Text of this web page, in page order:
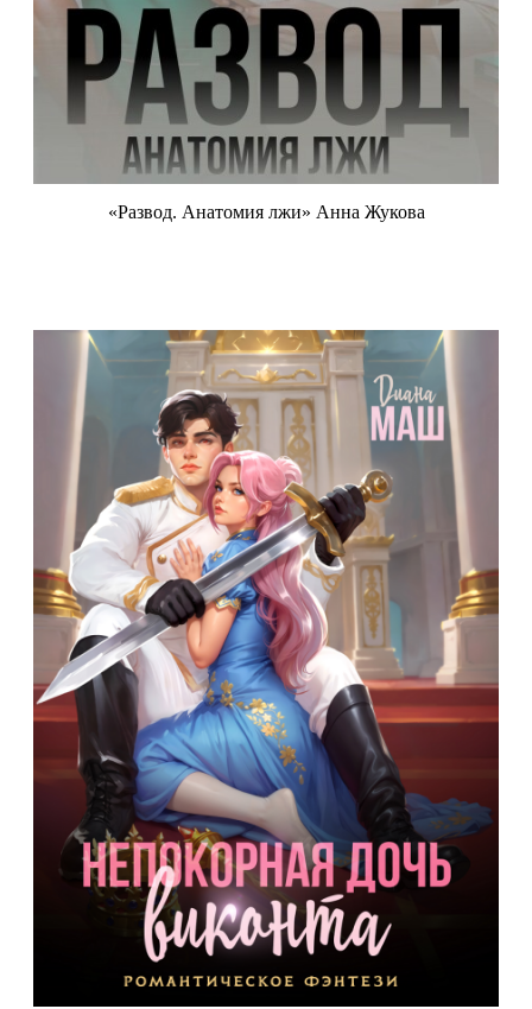
«Развод. Анатомия лжи» Анна Жукова